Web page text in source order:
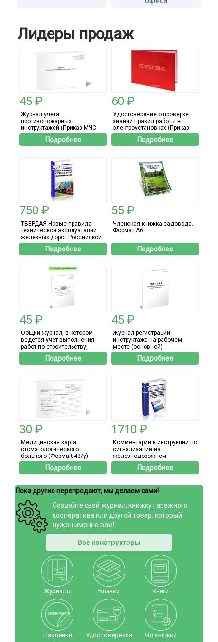
Лидеры продаж
45 ₽
Журнал учета
противопожарных
инструктажей (Приказ МЧС
России от 16.12.2024 N 1120)
Подробнее
60 ₽
Удостоверение о проверке
знаний правил работы в
электроустановках (Приказ
Минтруда от 15.12.2020 №
903н) - 8 страниц
Подробнее
750 ₽
ТВЕРДАЯ Новые правила
технической эксплуатации
железных дорог Российской
Федерации (Приказ
Минтранса России от
Подробнее
55 ₽
Членская книжка садовода.
Формат А6
Подробнее
45 ₽
Общий журнал, в котором
ведется учет выполнения
работ по строительству,
реконструкции, капитальному
ремонту объекта
Подробнее
45 ₽
Журнал регистрации
инструктажа на рабочем
месте (основной)
Подробнее
30 ₽
Медицинская карта
стоматологического
больного (Форма 043/у)
Подробнее
1710 ₽
Комментарии к инструкции по
сигнализации на
железнодорожном
транспорте Российской
Федерации (Приложение №1
дорог Российской
Подробнее
Пока другие перепродают, мы делаем сами!
Создайте свой журнал, книжку гаражного
кооператива или другой товар, который
нужен именно вам!
Все конструкторы
Журналы Бланки Книги
Наклейки Удостоверения Чл.книжки